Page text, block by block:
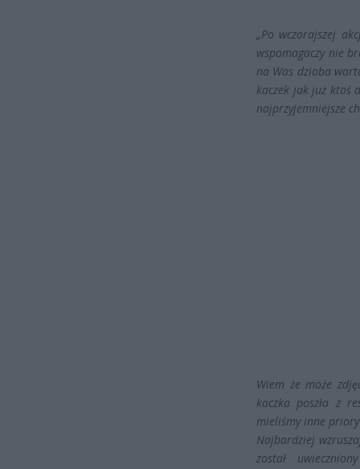
„Po wczorajszej
wspomagaczy nie
na Was dzioba
kaczek jak już ktoś
najprzyjemniejsze
Wiem że może
kaczka poszła z
mieliśmy inne
Najbardziej
został